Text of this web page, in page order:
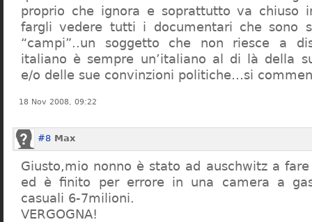
proprio che ignora e soprattutto va chiuso
fargli vedere tutti i documentari che sono
“campi”..un soggetto che non riesce a
italiano è sempre un’italiano al di là della
e/o delle sue convinzioni politiche…si
18 Nov 2008, 09:22
#8 Max
Giusto,mio nonno è stato ad auschwitz a
ed è finito per errore in una camera a
casuali 6-7milioni.
VERGOGNA!